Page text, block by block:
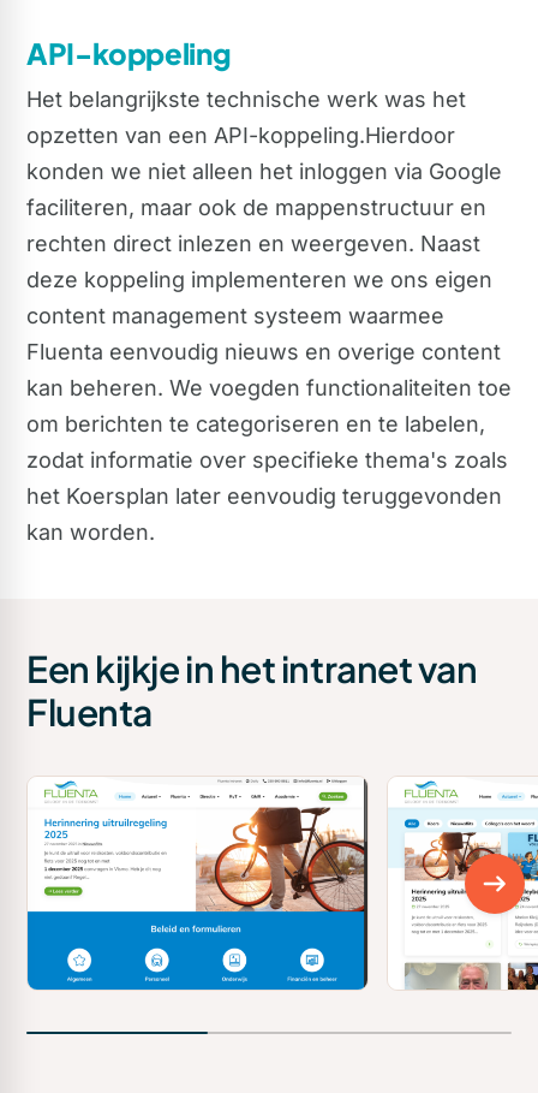
API-koppeling
Het belangrijkste technische werk was het
opzetten van een API-koppeling.Hierdoor
konden we niet alleen het inloggen via Google
faciliteren, maar ook de mappenstructuur en
rechten direct inlezen en weergeven. Naast
deze koppeling implementeren we ons eigen
content management systeem waarmee
Fluenta eenvoudig nieuws en overige content
kan beheren. We voegden functionaliteiten toe
om berichten te categoriseren en te labelen,
zodat informatie over specifieke thema's zoals
het Koersplan later eenvoudig teruggevonden
kan worden.
Een kijkje in het intranet van
Fluenta